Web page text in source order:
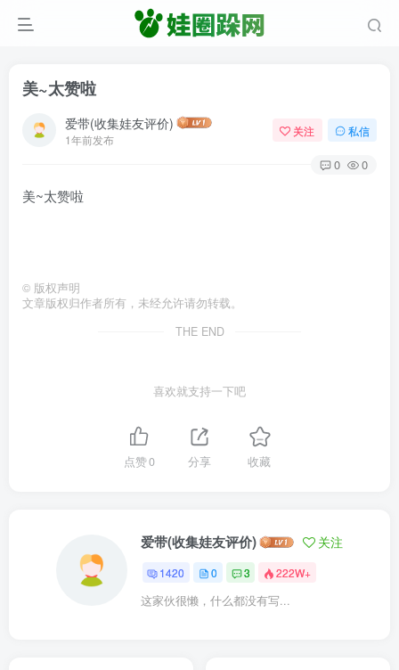
美~太赞啦
爱带(收集娃友评价)
1年前发布
关注 私信
0 0
美~太赞啦
© 版权声明
文章版权归作者所有，未经允许请勿转载。
THE END
喜欢就支持一下吧
点赞0 分享 收藏
爱带(收集娃友评价) 关注
1420 0 3 222W+
这家伙很懒，什么都没有写...